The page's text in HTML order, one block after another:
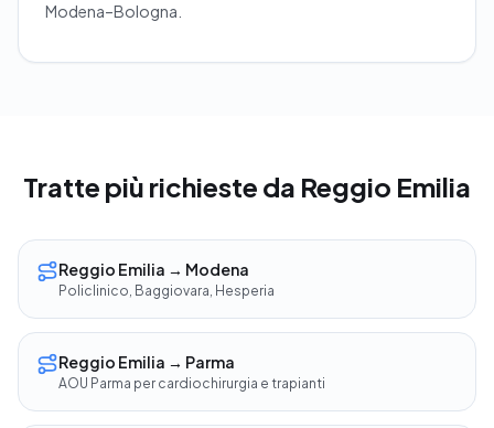
Modena–Bologna.
Tratte più richieste da Reggio Emilia
Reggio Emilia → Modena
Policlinico, Baggiovara, Hesperia
Reggio Emilia → Parma
AOU Parma per cardiochirurgia e trapianti